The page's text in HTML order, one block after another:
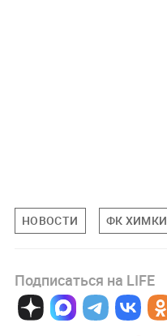
НОВОСТИ ФК ХИМКИ
Подписаться на LIFE